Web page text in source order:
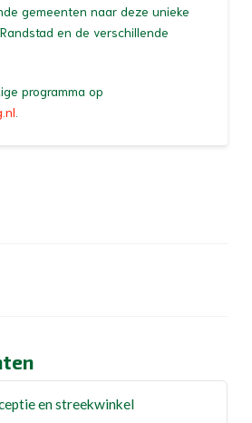
gemeenten naar deze unieke
en de verschillende
programma op
en streekwinkel